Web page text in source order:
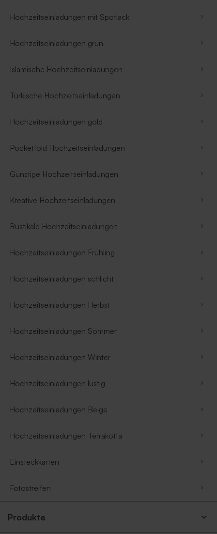
Hochzeitseinladungen mit Spotlack
Hochzeitseinladungen grün
Islamische Hochzeitseinladungen
Türkische Hochzeitseinladungen
Hochzeitseinladungen gold
Pocketfold Hochzeitseinladungen
Günstige Hochzeitseinladungen
Kreative Hochzeitseinladungen
Rustikale Hochzeitseinladungen
Hochzeitseinladungen Frühling
Hochzeitseinladungen schlicht
Hochzeitseinladungen Herbst
Hochzeitseinladungen Sommer
Hochzeitseinladungen Winter
Hochzeitseinladungen lustig
Hochzeitseinladungen Beige
Hochzeitseinladungen Terrakotta
Einsteckkarten
Fotostreifen
Produkte